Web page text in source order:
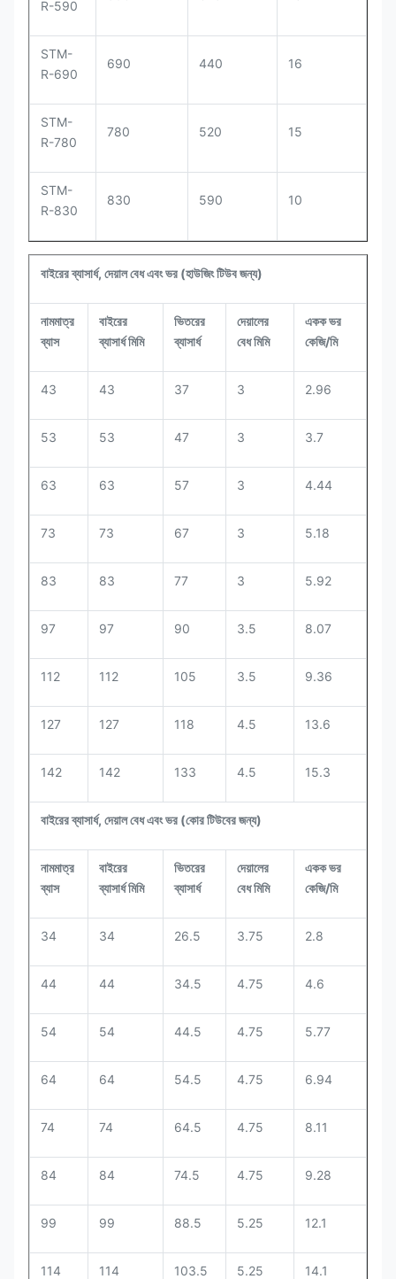
R-590
STM-
R-690
690 440 16
STM-
R-780
780 520 15
STM-
R-830
830 590 10
বাইরের ব্যাসার্ধ, দেয়াল বেধ এবং ভর (হাউজিং টিউব জন্য)
নামমাত্র
ব্যাস
বাইরের
ব্যাসার্ধ মিমি
ভিতরের
ব্যাসার্ধ
দেয়ালের
বেধ মিমি
একক ভর
কেজি/মি
43 43 37 3 2.96
53 53 47 3 3.7
63 63 57 3 4.44
73 73 67 3 5.18
83 83 77 3 5.92
97 97 90 3.5 8.07
112 112 105 3.5 9.36
127 127 118 4.5 13.6
142 142 133 4.5 15.3
বাইরের ব্যাসার্ধ, দেয়াল বেধ এবং ভর (কোর টিউবের জন্য)
নামমাত্র
ব্যাস
বাইরের
ব্যাসার্ধ মিমি
ভিতরের
ব্যাসার্ধ
দেয়ালের
বেধ মিমি
একক ভর
কেজি/মি
34 34 26.5 3.75 2.8
44 44 34.5 4.75 4.6
54 54 44.5 4.75 5.77
64 64 54.5 4.75 6.94
74 74 64.5 4.75 8.11
84 84 74.5 4.75 9.28
99 99 88.5 5.25 12.1
114 114 103.5 5.25 14.1